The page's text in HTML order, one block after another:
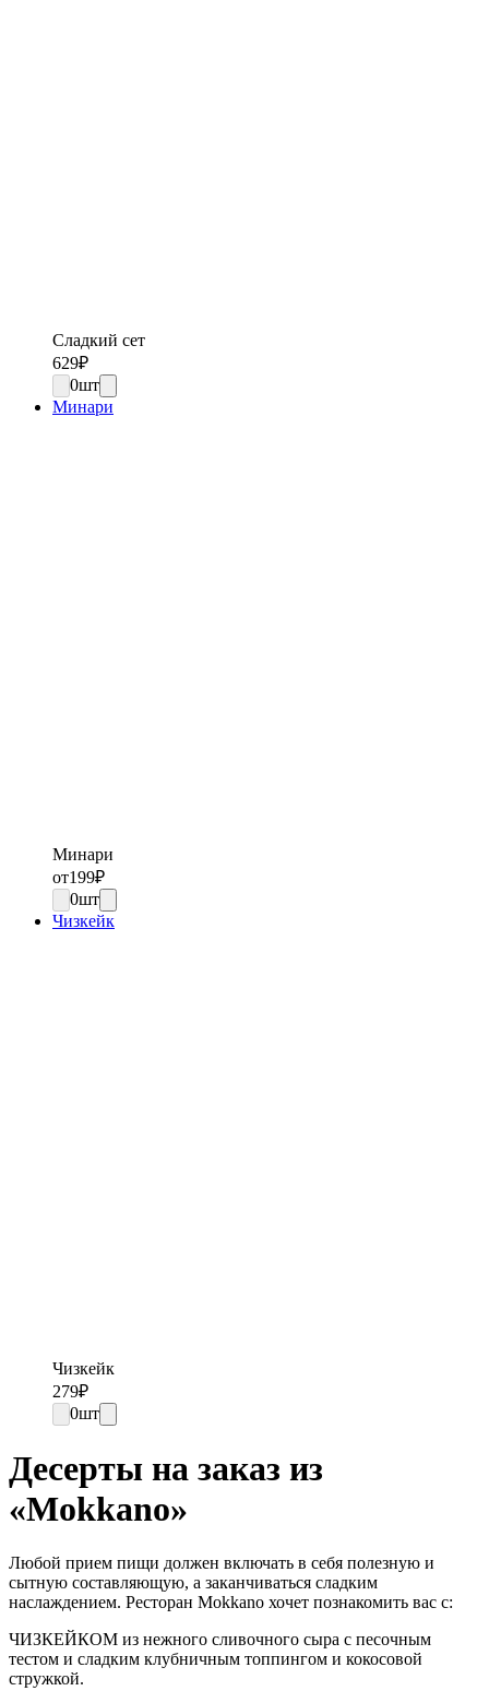
Сладкий сет
629₽
0шт
Минари
Минари
от199₽
0шт
Чизкейк
Чизкейк
279₽
0шт
Десерты на заказ из
«Mokkano»
Любой прием пищи должен включать в себя полезную и
сытную составляющую, а заканчиваться сладким
наслаждением. Ресторан Mokkano хочет познакомить вас с:
ЧИЗКЕЙКОМ из нежного сливочного сыра с песочным
тестом и сладким клубничным топпингом и кокосовой
стружкой.